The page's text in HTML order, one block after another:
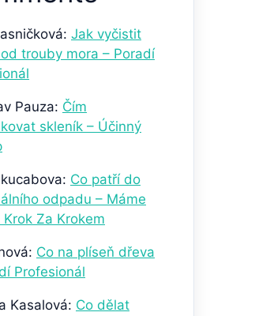
: Jak vyčistit
trouby mora – Poradí
Pauza: Čím
skleník – Účinný
: Co patří do
odpadu – Máme
Za Krokem
: Co na plíseň dřeva
Profesionál
Kasalová: Co dělat